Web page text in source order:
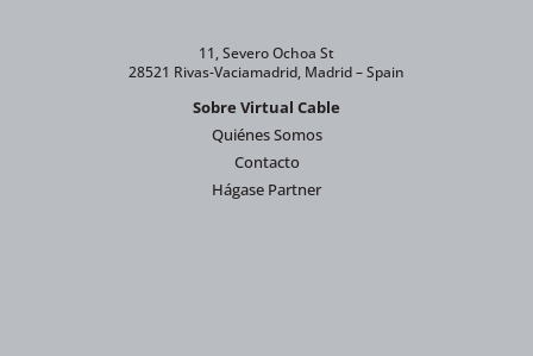
11, Severo Ochoa St
28521 Rivas-Vaciamadrid, Madrid – Spain
Sobre Virtual Cable
Quiénes Somos
Contacto
Hágase Partner